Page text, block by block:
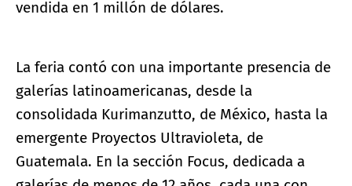
vendida en 1 millón de dólares.
La feria contó con una importante presencia de
galerías latinoamericanas, desde la
consolidada Kurimanzutto, de México, hasta la
emergente Proyectos Ultravioleta, de
Guatemala. En la sección Focus, dedicada a